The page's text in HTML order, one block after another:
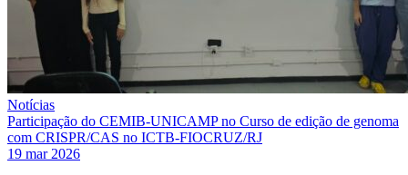
Notícias
Participação do CEMIB-UNICAMP no Curso de edição de genoma
com CRISPR/CAS no ICTB-FIOCRUZ/RJ
19 mar 2026